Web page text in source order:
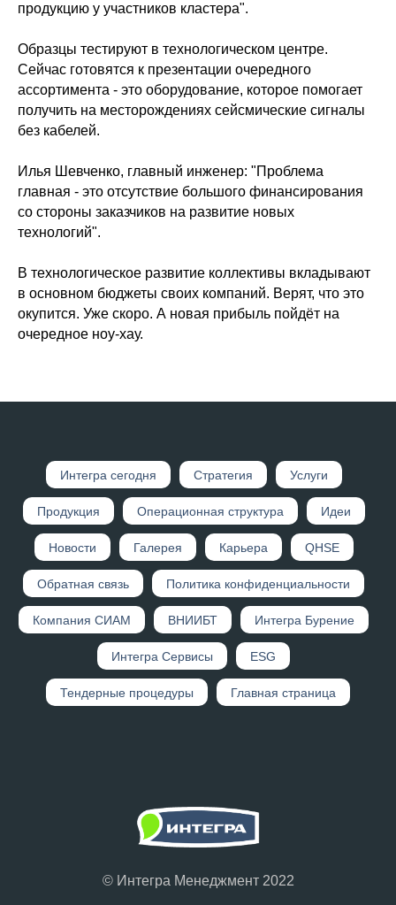
продукцию у участников кластера".
Образцы тестируют в технологическом центре.
Сейчас готовятся к презентации очередного
ассортимента - это оборудование, которое помогает
получить на месторождениях сейсмические сигналы
без кабелей.
Илья Шевченко, главный инженер: "Проблема
главная - это отсутствие большого финансирования
со стороны заказчиков на развитие новых
технологий".
В технологическое развитие коллективы вкладывают
в основном бюджеты своих компаний. Верят, что это
окупится. Уже скоро. А новая прибыль пойдёт на
очередное ноу-хау.
Интегр а сегодня Стратегия Услуги
Продукция Операционная структура Идеи
Новости Галерея Карьера QHSE
Обратная связь Политика конфиденциальности
Компания СИАМ ВНИИБТ Интегра Бурение
Интегра Сервисы ESG
Тендерные процедуры Главная страница
© Интегра Менеджмент 2022